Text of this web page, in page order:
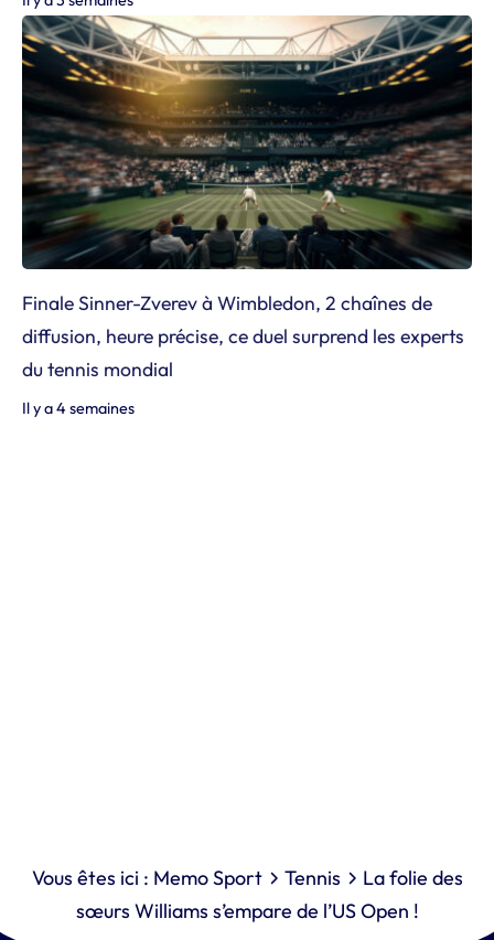
Finale Sinner-Zverev à Wimbledon, 2 chaînes de
diffusion, heure précise, ce duel surprend les experts
du tennis mondial
Il y a 4 semaines
Vous êtes ici : Memo Sport Tennis
La folie des
sœurs Williams s’empare de l’US Open !